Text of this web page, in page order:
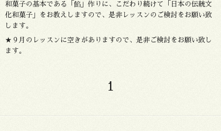
和菓子の基本である「餡」作りに、こだわり続けて「日本の伝統文
化和菓子」をお教えしますので、是非レッスンのご検討をお願い致
します。
★９月のレッスンに空きがありますので、是非ご検討をお願い致し
ます。
1